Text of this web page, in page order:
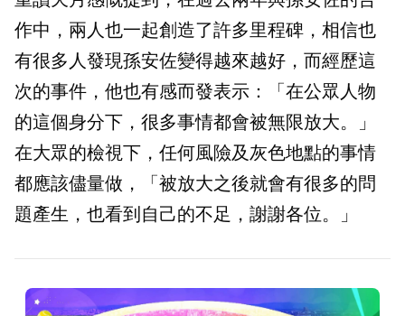
作中，兩人也一起創造了許多里程碑，相信也
有很多人發現孫安佐變得越來越好，而經歷這
次的事件，他也有感而發表示：「在公眾人物
的這個身分下，很多事情都會被無限放大。」
在大眾的檢視下，任何風險及灰色地點的事情
都應該儘量做，「被放大之後就會有很多的問
題產生，也看到自己的不足，謝謝各位。」